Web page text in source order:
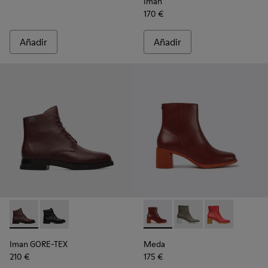
Añadir
170 €
Añadir
Iman GORE-TEX - K400342-002 - Burgundy
Iman GORE-TEX - K400342-001
Iman GORE-TEX
210 €
Meda - K400455-013 -
Meda - K400455-004
Meda -
Meda
175 €